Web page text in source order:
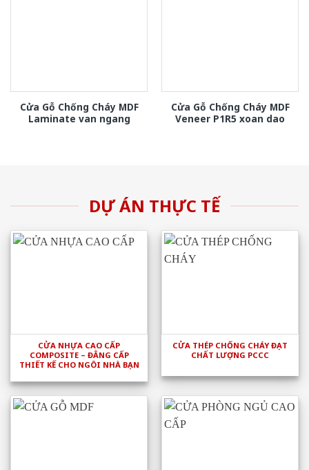
Cửa Gỗ Chống Cháy MDF
Laminate van ngang
Cửa Gỗ Chống Cháy MDF
Veneer P1R5 xoan dao
DỰ ÁN THỰC TẾ
CỬA NHỰA CAO CẤP
COMPOSITE – ĐẲNG CẤP
THIẾT KẾ CHO NGÔI NHÀ BẠN
CỬA THÉP CHỐNG CHÁY ĐẠT
CHẤT LƯỢNG PCCC